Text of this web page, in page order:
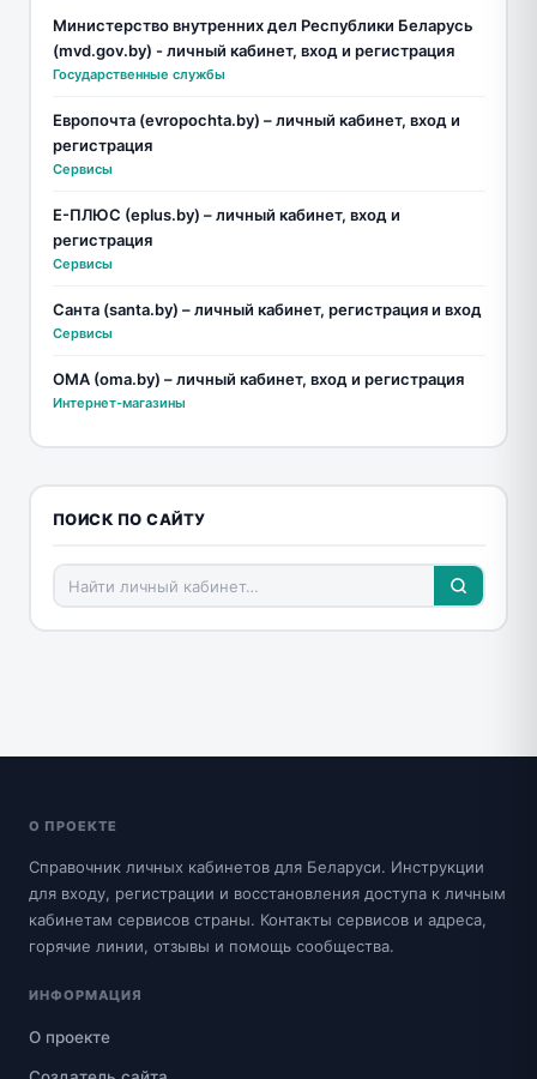
Министерство внутренних дел Республики Беларусь
(mvd.gov.by) - личный кабинет, вход и регистрация
Государственные службы
Европочта (evropochta.by) – личный кабинет, вход и
регистрация
Сервисы
Е-ПЛЮС (eplus.by) – личный кабинет, вход и
регистрация
Сервисы
Санта (santa.by) – личный кабинет, регистрация и вход
Сервисы
ОМА (oma.by) – личный кабинет, вход и регистрация
Интернет-магазины
ПОИСК ПО САЙТУ
О ПРОЕКТЕ
Справочник личных кабинетов для Беларуси. Инструкции
для входу, регистрации и восстановления доступа к личным
кабинетам сервисов страны. Контакты сервисов и адреса,
горячие линии, отзывы и помощь сообщества.
ИНФОРМАЦИЯ
О проекте